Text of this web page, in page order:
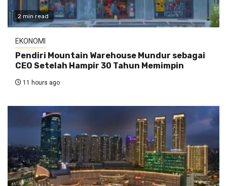
2 min read
EKONOMI
Pendiri Mountain Warehouse Mundur sebagai
CEO Setelah Hampir 30 Tahun Memimpin
11 hours ago